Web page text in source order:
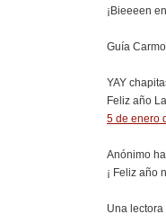
¡Bieeeen
Guía
YAY
Feliz año
5 de enero
Anónimo
¡ Feliz año
Una